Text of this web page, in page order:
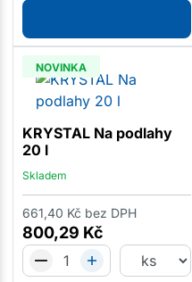
NOVINKA
KRYSTAL Na podlahy
20 l
Skladem
800,29 Kč
661,40 Kč bez DPH